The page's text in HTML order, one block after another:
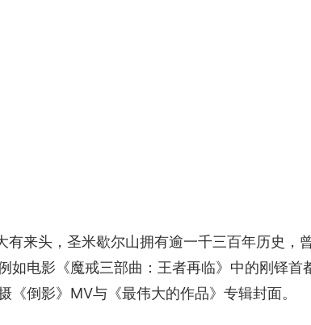
有来头，圣米歇尔山拥有逾一千三百年历史
如电影《魔戒三部曲：王者再临》中的刚铎
《倒影》MV与《最伟大的作品》专辑封面。